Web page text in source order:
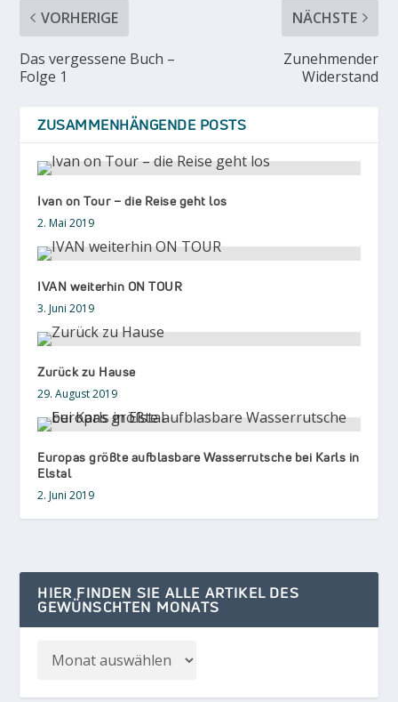
VORHERIGE
Das vergessene Buch –
Folge 1
NÄCHSTE
Zunehmender
Widerstand
ZUSAMMENHÄNGENDE POSTS
Ivan on Tour – die Reise geht los
2. Mai 2019
IVAN weiterhin ON TOUR
3. Juni 2019
Zurück zu Hause
29. August 2019
Europas größte aufblasbare Wasserrutsche bei Karls in
Elstal
2. Juni 2019
HIER FINDEN SIE ALLE ARTIKEL DES
GEWÜNSCHTEN MONATS